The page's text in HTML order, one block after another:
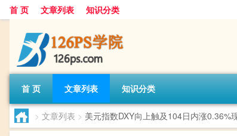
首 页 文章列表 知识分类
首 页 文章列表 知识分类
> 文章列表 > 美元指数DXY向上触及104日内涨0.36%